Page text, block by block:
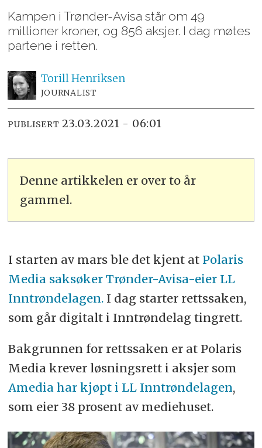
Kampen i Trønder-Avisa står om 49
millioner kroner, og 856 aksjer. I dag møtes
partene i retten.
TorillHenriksen
JOURNALIST
PUBLISERT 23.03.2021 - 06:01
Denne artikkelen er over to år
gammel.
I starten av mars ble det kjent at Polaris
Media saksøker Trønder-Avisa-eier LL
Inntrøndelagen.I dag starter rettssaken,
som går digitalt i Inntrøndelag tingrett.
Bakgrunnen for rettssaken er at Polaris
Media krever løsningsrett i aksjer som
Amedia har kjøpt i LL Inntrøndelagen,
som eier 38 prosent av mediehuset.